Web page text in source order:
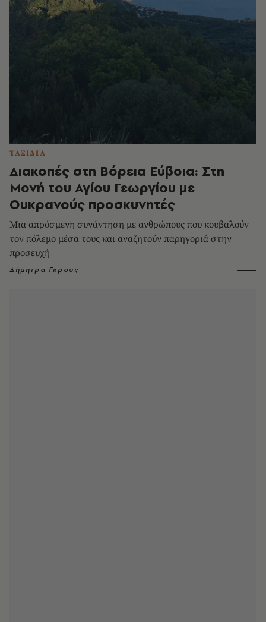
ΤΑΞΙΔΙΑ
Διακοπές στη Βόρεια Εύβοια: Στη
Μονή του Αγίου Γεωργίου με
Ουκρανούς προσκυνητές
Μια απρόσμενη συνάντηση με ανθρώπους που κουβαλούν
τον πόλεμο μέσα τους και αναζητούν παρηγοριά στην
προσευχή
Δήμητρα Γκρους